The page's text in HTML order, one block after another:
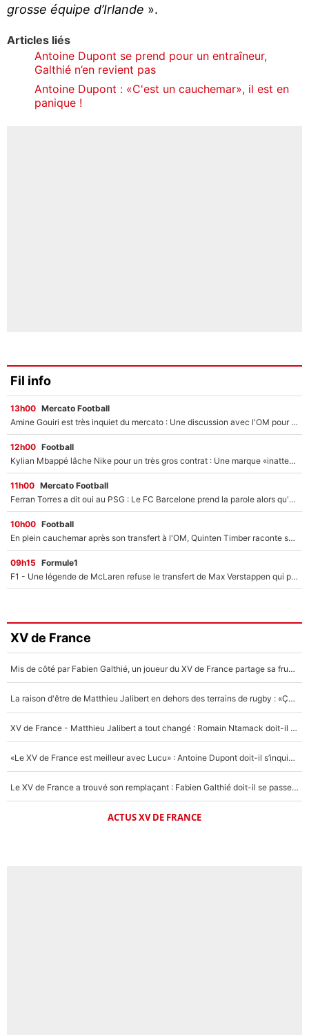
grosse équipe d’Irlande ».
Articles liés
Antoine Dupont se prend pour un entraîneur,
Galthié n’en revient pas
Antoine Dupont : «C'est un cauchemar», il est en
panique !
Fil info
13h00 Mercato Football
Amine Gouiri est très inquiet du mercato : Une discussion avec l'OM pour acter son transfert !
12h00 Football
Kylian Mbappé lâche Nike pour un très gros contrat : Une marque «inattendue» va frapper très fort
11h00 Mercato Football
Ferran Torres a dit oui au PSG : Le FC Barcelone prend la parole alors qu'un transfert de l'attaquant espagnol prend forme
10h00 Football
En plein cauchemar après son transfert à l'OM, Quinten Timber raconte ses doutes après sa signature à Marseille
09h15 Formule1
F1 - Une légende de McLaren refuse le transfert de Max Verstappen qui pourrait «faire des vagues» et plomber l'ambiance dans l'équipe
XV de France
Mis de côté par Fabien Galthié, un joueur du XV de France partage sa frustration : «ils ne me l’ont pas dit tout de suite»
La raison d'être de Matthieu Jalibert en dehors des terrains de rugby : «Ça m'atteint autant que si tu touches à un membre de ma famille»
XV de France - Matthieu Jalibert a tout changé : Romain Ntamack doit-il s’inquiéter pour sa place à un an de la Coupe du monde ?
«Le XV de France est meilleur avec Lucu» : Antoine Dupont doit-il s’inquiéter pour sa place ?
Le XV de France a trouvé son remplaçant : Fabien Galthié doit-il se passer d'Antoine Dupont ?
ACTUS XV DE FRANCE